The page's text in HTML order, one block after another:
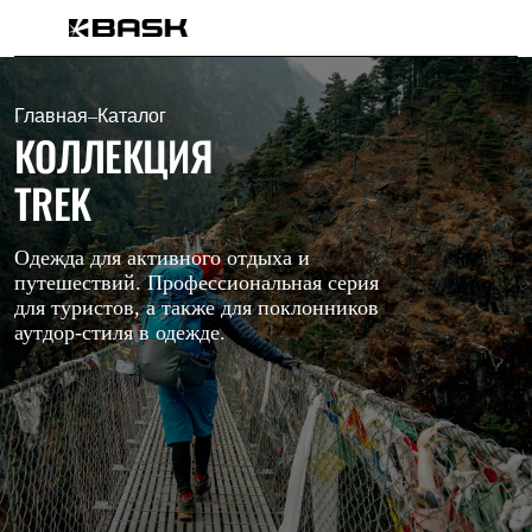
Каталог
Интернет-магазин
Мужская одежда
Утепленная пухом
Куртки
Брюки
Жилеты
Комбинезоны
Утепленная синтетикой
Куртки
Брюки
Штормовая одежда
Куртки
Брюки
Софтшелл одежда
Куртки
Брюки
Флисовая одежда
Куртки
Брюки
Жилеты
Главная–Каталог
КОЛЛЕКЦИЯ
TREK
Одежда для активного отдыха и
путешествий. Профессиональная серия
для туристов, а также для поклонников
аутдор-стиля в одежде.